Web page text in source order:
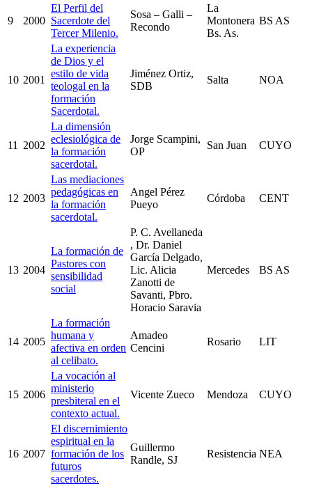
9 2000
El Perfil del
Sacerdote del
Tercer Milenio.
Sosa – Galli –
Recondo
La
Montonera
Bs. As.
BS AS
10 2001
La experiencia
de Dios y el
estilo de vida
teologal en la
formación
Sacerdotal.
Jiménez Ortiz,
SDB
Salta NOA
11 2002
La dimensión
eclesiológica de
la formación
sacerdotal.
Jorge Scampini,
OP
San Juan CUYO
12 2003
Las mediaciones
pedagógicas en
la formación
sacerdotal.
Angel Pérez
Pueyo
Córdoba CENT
13 2004
La formación de
Pastores con
sensibilidad
social
P. C. Avellaneda
, Dr. Daniel
García Delgado,
Lic. Alicia
Zanotti de
Savanti, Pbro.
Horacio Saravia
Mercedes BS AS
14 2005
La formación
humana y
afectiva en orden
al celibato.
Amadeo
Cencini
Rosario LIT
15 2006
La vocación al
ministerio
presbiteral en el
contexto actual.
Vicente Zueco Mendoza CUYO
16 2007
El discernimiento
espiritual en la
formación de los
futuros
sacerdotes.
Guillermo
Randle, SJ
Resistencia NEA